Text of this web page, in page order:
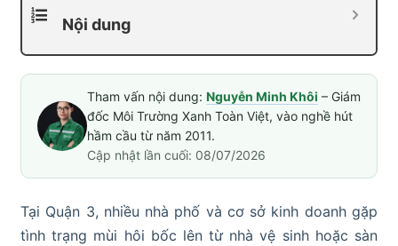
Nội dung
Tham vấn nội dung: Nguyễn Minh Khôi – Giám
đốc Môi Trường Xanh Toàn Việt, vào nghề hút
hầm cầu từ năm 2011.
Cập nhật lần cuối: 08/07/2026
Tại Quận 3, nhiều nhà phố và cơ sở kinh doanh gặp
tình trạng mùi hôi bốc lên từ nhà vệ sinh hoặc sàn